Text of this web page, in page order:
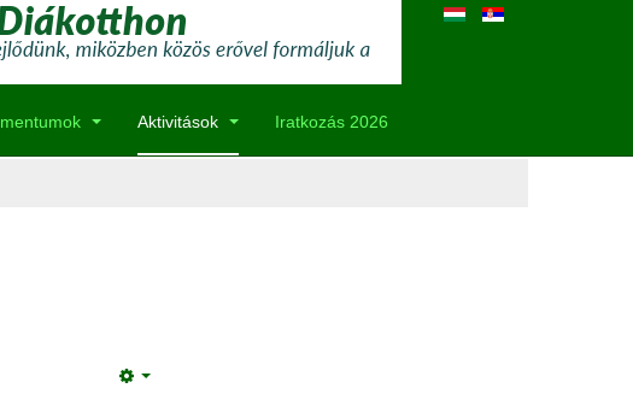
Aktivitások Iratkozás 2026